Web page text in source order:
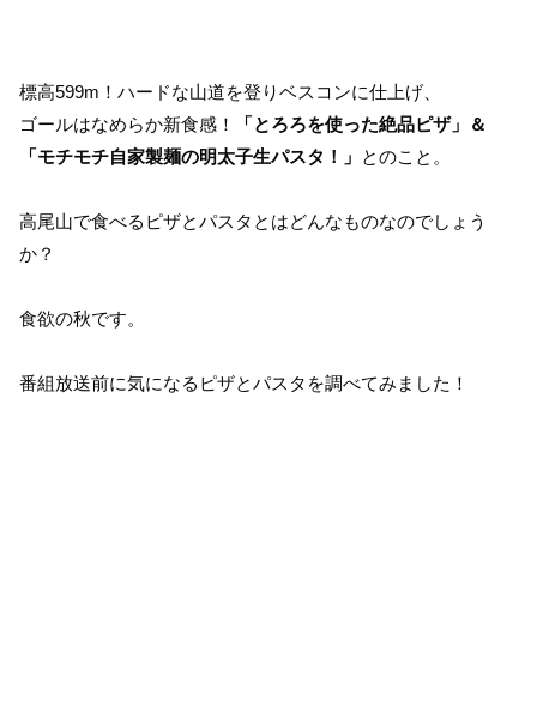
標高599m！ハードな山道を登りベスコンに仕上げ、
ゴールはなめらか新食感！
「とろろを使った絶品ピザ」＆
「モチモチ自家製麺の明太子生パスタ！」 とのこと。
高尾山で食べるピザとパスタとはどんなものなのでしょう
か？
食欲の秋です。
番組放送前に気になるピザとパスタを調べてみました！